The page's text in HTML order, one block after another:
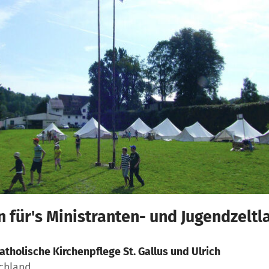
für's Ministranten- und
Kirchenpflege St. Gallus und Ulrich